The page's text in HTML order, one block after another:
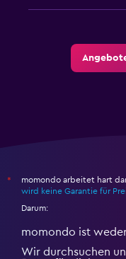
*
momondo arbeitet hart
wird keine Garantie für
Darum:
momondo ist
Wir durchsuchen